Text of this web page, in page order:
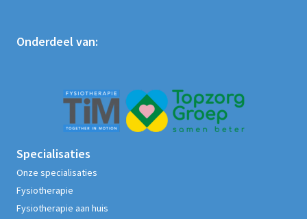
Onderdeel van:
Specialisaties
Onze specialisaties
Fysiotherapie
Fysiotherapie aan huis